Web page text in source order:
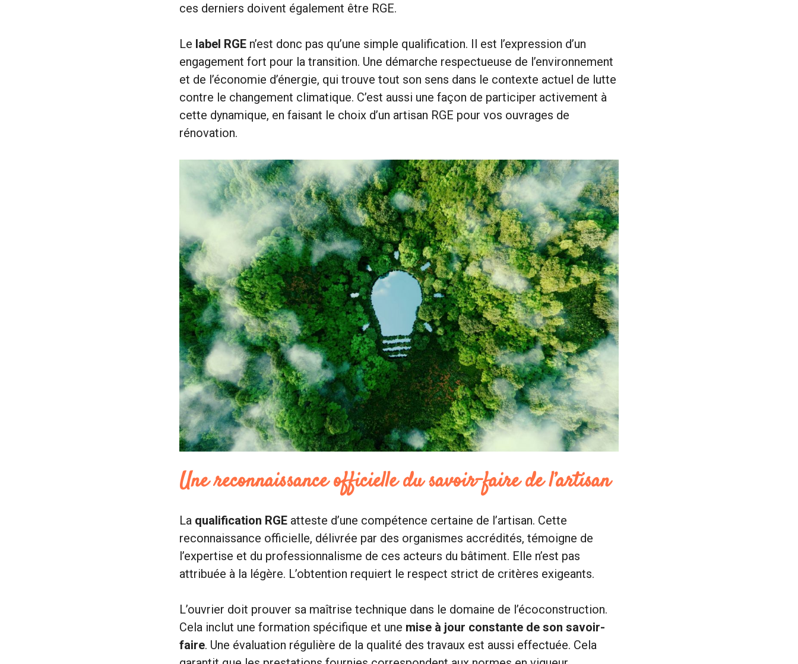
ces derniers doivent également être RGE.
Le label RGE n’est donc pas qu’une simple qualification. Il est l’expression d’un
engagement fort pour la transition. Une démarche respectueuse de l’environnement
et de l’économie d’énergie, qui trouve tout son sens dans le contexte actuel de lutte
contre le changement climatique. C’est aussi une façon de participer activement à
cette dynamique, en faisant le choix d’un artisan RGE pour vos ouvrages de
rénovation.
Une reconnaissance officielle du savoir-faire de l’artisan
La qualification RGE atteste d’une compétence certaine de l’artisan. Cette
reconnaissance officielle, délivrée par des organismes accrédités, témoigne de
l’expertise et du professionnalisme de ces acteurs du bâtiment. Elle n’est pas
attribuée à la légère. L’obtention requiert le respect strict de critères exigeants.
L’ouvrier doit prouver sa maîtrise technique dans le domaine de l’écoconstruction.
Cela inclut une formation spécifique et une mise à jour constante de son savoir-
faire. Une évaluation régulière de la qualité des travaux est aussi effectuée. Cela